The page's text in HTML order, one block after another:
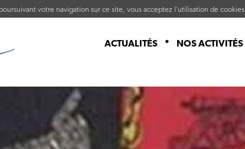
votre navigation sur ce site, vous acceptez l’utilisation de
ACTUALITÉS NOS ACTIVITÉS